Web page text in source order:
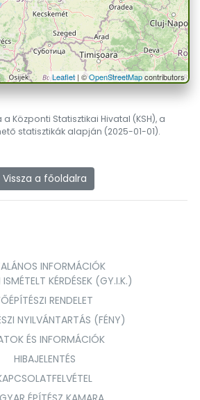
Leaflet| ©OpenStreetMapcontributors
Központi Statisztikai Hivatal (KSH), a
statisztikák alapján (2025-01-01).
Vissza a főoldalra
INFORMÁCIÓK
KÉRDÉSEK (GY.I.K.)
RENDELET
NYILVÁNTARTÁS (FÉNY)
ÉS INFORMÁCIÓK
HIBAJELENTÉS